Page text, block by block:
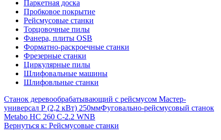
Паркетная доска
Пробковое покрытие
Рейсмусовые станки
Торцовочные пилы
Фанера, плиты OSB
Форматно-раскроечные станки
Фрезерные станки
Циркулярные пилы
Шлифовальные машины
Шлифовльные станки
Станок деревообрабатывающий с рейсмусом Мастер-
универсал Р (2,2 кВт) 250ммФуговально-рейсмусовый станок
Metabo HC 260 C-2.2 WNB
Вернуться к: Рейсмусовые станки